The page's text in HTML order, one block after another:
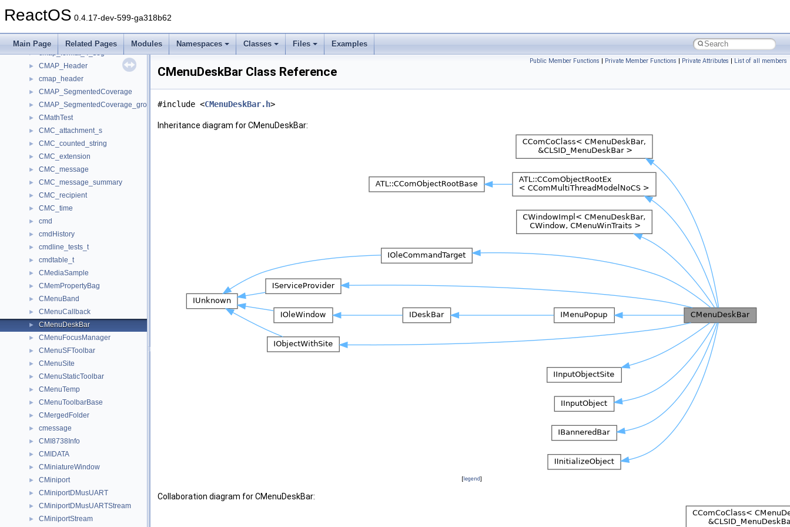
ReactOS 0.4.17-dev-599-ga318b62
Main Page Related Pages Modules Namespaces Classes Files Examples
► CMAP_EncodingRecord
► cmap_format_4
► cmap_format_4_seg
► CMAP_Header
► cmap_header
► CMAP_SegmentedCoverage
► CMAP_SegmentedCoverage_group
► CMathTest
► CMC_attachment_s
► CMC_counted_string
► CMC_extension
► CMC_message
► CMC_message_summary
► CMC_recipient
► CMC_time
► cmd
► cmdHistory
► cmdline_tests_t
► cmdtable_t
► CMediaSample
► CMemPropertyBag
► CMenuBand
► CMenuCallback
► CMenuDeskBar
► CMenuFocusManager
► CMenuSFToolbar
► CMenuSite
► CMenuStaticToolbar
► CMenuTemp
► CMenuToolbarBase
► CMergedFolder
► cmessage
► CMI8738Info
► CMIDATA
► CMiniatureWindow
► CMiniport
► CMiniportDMusUART
► CMiniportDMusUARTStream
► CMiniportStream
Public Member Functions | Private Member Functions | Private Attributes | List of all members
CMenuDeskBar Class Reference
#include <CMenuDeskBar.h>
Inheritance diagram for CMenuDeskBar:
[legend]
Collaboration diagram for CMenuDeskBar: